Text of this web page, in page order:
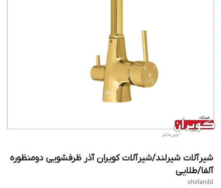
شیرآلات شیرلند/شیرآلات کویران آذر ظرفشویی دومنظوره
آلفا/طلایی
shirlandd